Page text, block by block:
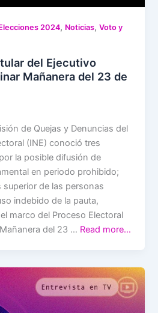
2024, Noticias,Voto y
del Ejecutivo
Mañanera del 23 de
de Quejas y Denuncias del
(INE) conoció tres
la posible difusión de
en periodo prohibido;
superior de las personas
indebido de la pauta,
marco del Proceso Electoral
del 23 … Read more…